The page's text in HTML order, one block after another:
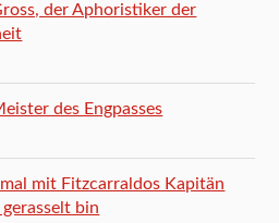
der Aphoristiker der
des Engpasses
mit Fitzcarraldos Kapitän
bin